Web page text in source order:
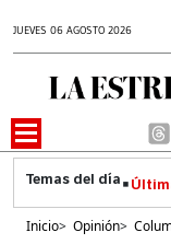
JUEVES 06 AGOSTO 2026
Inicio> Opinión>